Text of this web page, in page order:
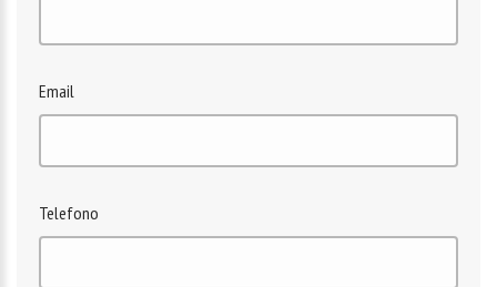
Email
Telefono